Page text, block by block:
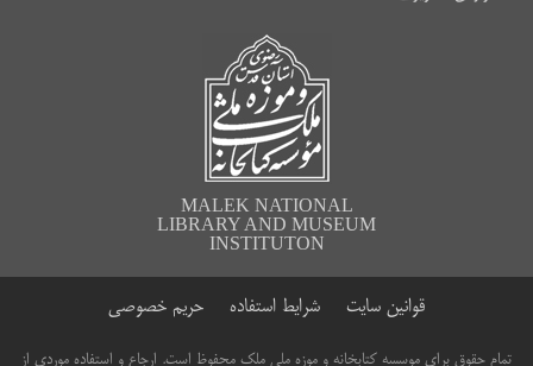
MALEK NATIONAL
LIBRARY AND MUSEUM
INSTITUTON
قوانین سایت شرایط استفاده حریم خصوصی
تمام حقوق برای موسسه کتابخانه و موزه ملی ملک محفوظ است. ارجاع و استفاده موردی از